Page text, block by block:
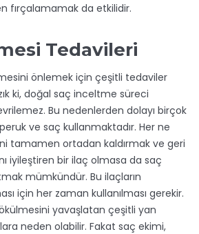
fırçalamamak da etkilidir.
Tedavileri
önlemek için çeşitli tedaviler
ki, doğal saç inceltme süreci
Bu nedenlerden dolayı birçok
ve saç kullanmaktadır. Her ne
tamamen ortadan kaldırmak ve geri
iyileştiren bir ilaç olmasa da saç
mümkündür. Bu ilaçların
için her zaman kullanılması gerekir.
yavaşlatan çeşitli yan
neden olabilir. Fakat saç ekimi,